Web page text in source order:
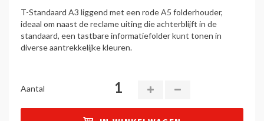
T-Standaard A3 liggend met een rode A5 folderhouder,
ideaal om naast de reclame uiting die achterblijft in de
standaard, een tastbare informatiefolder kunt tonen in
diverse aantrekkelijke kleuren.
Aantal